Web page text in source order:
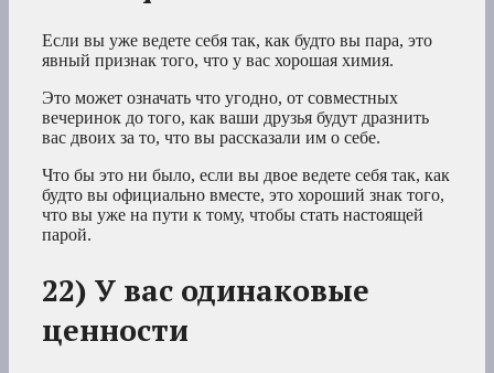
Если вы уже ведете себя так, как будто вы пара, это
явный признак того, что у вас хорошая химия.
Это может означать что угодно, от совместных
вечеринок до того, как ваши друзья будут дразнить
вас двоих за то, что вы рассказали им о себе.
Что бы это ни было, если вы двое ведете себя так, как
будто вы официально вместе, это хороший знак того,
что вы уже на пути к тому, чтобы стать настоящей
парой.
22) У вас одинаковые
ценности